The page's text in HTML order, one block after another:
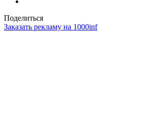
Поделиться
Заказать рекламу на 1000inf